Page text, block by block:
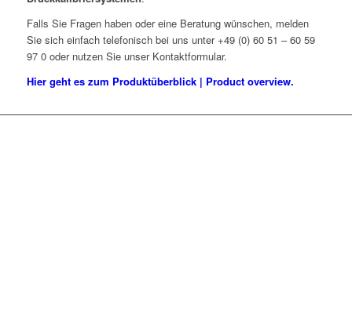
Falls Sie Fragen haben oder eine Beratung wünschen, melden
Sie sich einfach telefonisch bei uns unter +49 (0) 60 51 – 60 59
97 0 oder nutzen Sie unser Kontaktformular.
Hier geht es zum Produktüberblick | Product overview.